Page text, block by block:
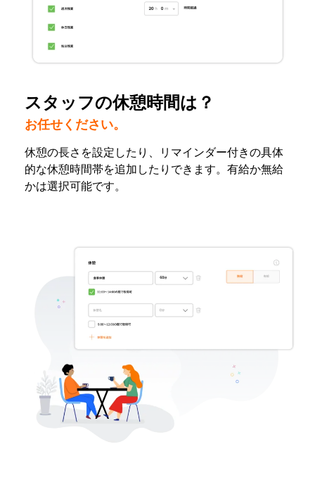
スタッフの休憩時間は？
お任せください。
休憩の長さを設定したり、リマインダー付きの具体
的な休憩時間帯を追加したりできます。有給か無給
かは選択可能です。